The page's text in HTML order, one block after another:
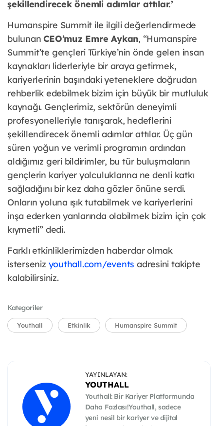
şekillendirecek önemli adımlar attılar.’
Humanspire Summit ile ilgili değerlendirmede
bulunanCEO’muz Emre Aykan, “Humanspire
Summit’te gençleri Türkiye’nin önde gelen insan
kaynakları liderleriyle bir araya getirmek,
kariyerlerinin başındaki yeteneklere doğrudan
rehberlik edebilmek bizim için büyük bir mutluluk
kaynağı. Gençlerimiz, sektörün deneyimli
profesyonelleriyle tanışarak, hedeflerini
şekillendirecek önemli adımlar attılar. Üç gün
süren yoğun ve verimli programın ardından
aldığımız geri bildirimler, bu tür buluşmaların
gençlerin kariyer yolculuklarına ne denli katkı
sağladığını bir kez daha gözler önüne serdi.
Onların yoluna ışık tutabilmek ve kariyerlerini
inşa ederken yanlarında olabilmek bizim için çok
kıymetli” dedi.
Farklı etkinliklerimizden haberdar olmak
isterseniz youthall.com/events adresini takipte
kalabilirsiniz.
Kategoriler
Youthall Etkinlik Humanspire Summit
YAYINLAYAN:
YOUTHALL
Youthall: Bir Kariyer Platformunda
Daha Fazlası!Youthall, sadece
yeni nesil bir kariyer ve dijital